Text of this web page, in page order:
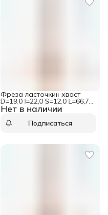
Нет в наличии
Фреза ласточкин хвост
D=19,0 I=22,0 S=12,0 L=66,7
CMT 918.690.11
Подписаться